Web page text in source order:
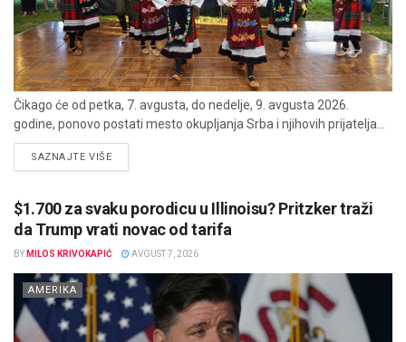
Čikago će od petka, 7. avgusta, do nedelje, 9. avgusta 2026.
godine, ponovo postati mesto okupljanja Srba i njihovih prijatelja...
SAZNAJTE VIŠEDETAILS
$1.700 za svaku porodicu u Illinoisu? Pritzker traži
da Trump vrati novac od tarifa
BY MILOS KRIVOKAPIĆ AVGUST 7, 2026
AMERIKA